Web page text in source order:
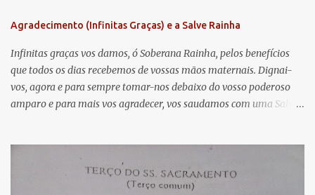
t
á
r
i
o
Agradecimento (Infinitas Graças) e a Salve Rainha
Infinitas graças vos damos, ó Soberana Rainha, pelos benefícios
que todos os dias recebemos de vossas mãos maternais. Dignai-
vos, agora e para sempre tomar-nos debaixo do vosso poderoso
amparo e para mais vos agradecer, vos saudamos com uma Salve
lágrimas. Eia, pois, Advogada nossa, estes vossos olhos
misericordiosos a nós volvei, e depois deste desterro, mostrai-nos